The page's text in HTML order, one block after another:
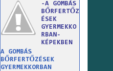
-A GOMBÁS
BŐRFERTŐZ
ÉSEK
GYERMEKKO
RBAN-
KÉPEKBEN
A GOMBÁS
BŐRFERTŐZÉSEK
GYERMEKKORBAN